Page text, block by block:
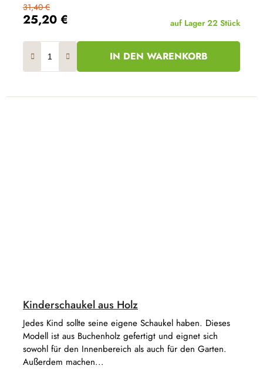
25,20 €
31,40 €
auf Lager 22 Stück
IN DEN WARENKORB
Kinderschaukel aus Holz
Jedes Kind sollte seine eigene Schaukel haben. Dieses
Modell ist aus Buchenholz gefertigt und eignet sich
sowohl für den Innenbereich als auch für den Garten.
Außerdem machen...